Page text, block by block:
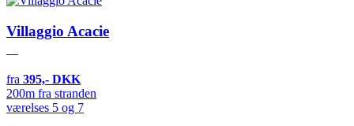
Villaggio Acacie
fra 395,- DKK
200m fra stranden
værelses 5 og 7